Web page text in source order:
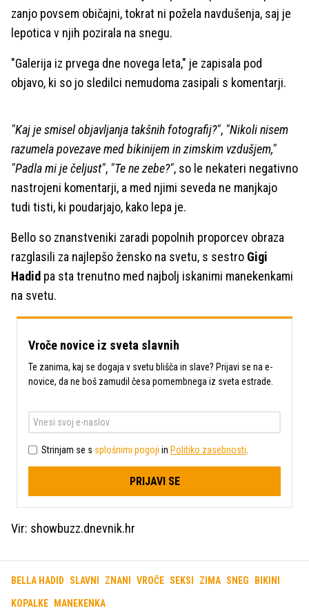
zanjo povsem običajni, tokrat ni požela navdušenja, saj je
lepotica v njih pozirala na snegu.
"Galerija iz prvega dne novega leta," je zapisala pod
objavo, ki so jo sledilci nemudoma zasipali s komentarji.
"Kaj je smisel objavljanja takšnih fotografij?", "Nikoli nisem
razumela povezave med bikinijem in zimskim vzdušjem,"
"Padla mi je čeljust", "Te ne zebe?", so le nekateri negativno
nastrojeni komentarji, a med njimi seveda ne manjkajo
tudi tisti, ki poudarjajo, kako lepa je.
Bello so znanstveniki zaradi popolnih proporcev obraza
razglasili za najlepšo žensko na svetu, s sestro Gigi
Hadid pa sta trenutno med najbolj iskanimi manekenkami
na svetu.
Vroče novice iz sveta slavnih
Te zanima, kaj se dogaja v svetu blišča in slave? Prijavi se na e-
novice, da ne boš zamudil česa pomembnega iz sveta estrade.
Strinjam se s splošnimi pogoji in Politiko zasebnosti
PRIJAVI SE
Vir: showbuzz.dnevnik.hr
BELLA HADID SLAVNI ZNANI VROČE SEKSI ZIMA SNEG BIKINI
KOPALKE MANEKENKA